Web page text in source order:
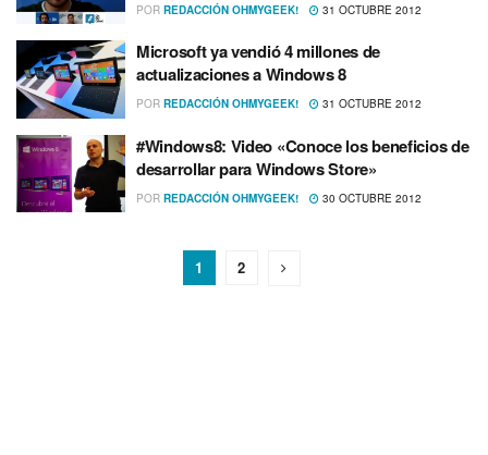
POR REDACCIÓN OHMYGEEK! 31 OCTUBRE 2012
Microsoft ya vendió 4 millones de
actualizaciones a Windows 8
POR REDACCIÓN OHMYGEEK! 31 OCTUBRE 2012
#Windows8: Video «Conoce los beneficios de
desarrollar para Windows Store»
POR REDACCIÓN OHMYGEEK! 30 OCTUBRE 2012
1 2